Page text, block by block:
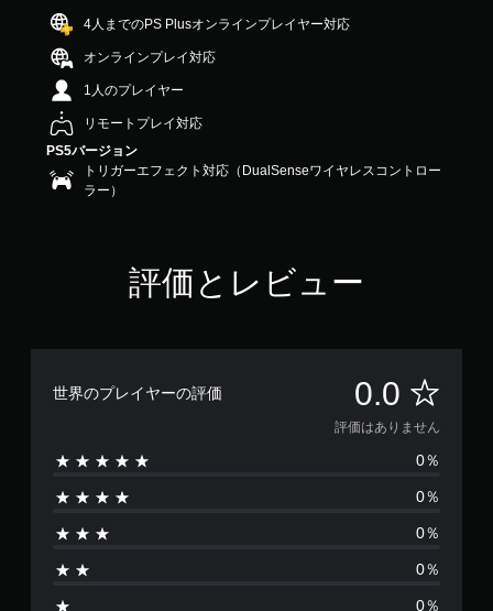
4人までのPS Plusオンラインプレイヤー対応
オンラインプレイ対応
1人のプレイヤー
リモートプレイ対応
PS5バージョン
トリガーエフェクト対応（DualSenseワイヤレスコントロー
ラー）
評価とレビュー
世界のプレイヤーの評価 0.0 評
価
は
あ
ま
評価はありません
0％
0％
0％
0％
0％